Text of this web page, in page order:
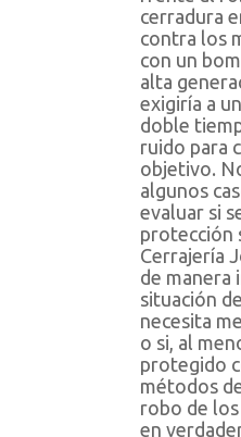
cerradura
contra los
con un
alta
exigiría a
doble
ruido para
objetivo.
algunos
evaluar si
protección
Cerrajería
de manera
situación
necesita
o si, al
protegido
métodos
robo de
en